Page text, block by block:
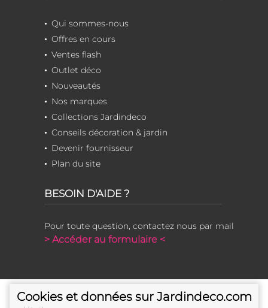
Qui sommes-nous
Offres en cours
Ventes flash
Outlet déco
Nouveautés
Nos marques
Collections Jardindeco
Conseils décoration & jardin
Devenir fournisseur
Plan du site
BESOIN D'AIDE ?
Pour toute question, contactez nous par mail
> Accéder au formulaire <
Cookies et données sur Jardindeco.com